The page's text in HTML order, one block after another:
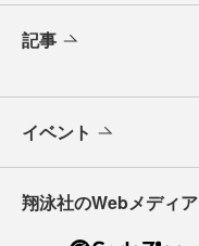
記事
イベント
翔泳社のWebメディア